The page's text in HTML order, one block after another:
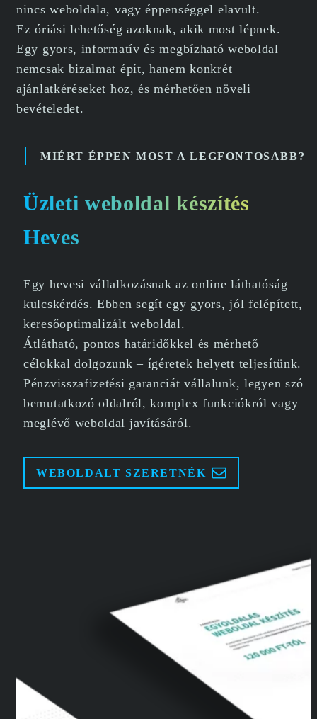
nincs weboldala, vagy éppenséggel elavult.
Ez óriási lehetőség azoknak, akik most lépnek.
Egy gyors, informatív és megbízható weboldal
nemcsak bizalmat épít, hanem konkrét
ajánlatkéréseket hoz, és mérhetően növeli
bevételedet.
MIÉRT ÉPPEN MOST A LEGFONTOSABB?
Üzleti weboldal készítés
Heves
Egy hevesi vállalkozásnak az online láthatóság
kulcskérdés. Ebben segít egy gyors, jól felépített,
keresőoptimalizált weboldal.
Átlátható, pontos határidőkkel és mérhető
célokkal dolgozunk – ígéretek helyett teljesítünk.
Pénzvisszafizetési garanciát vállalunk, legyen szó
bemutatkozó oldalról, komplex funkciókról vagy
meglévő weboldal javításáról.
WEBOLDALT SZERETNÉK